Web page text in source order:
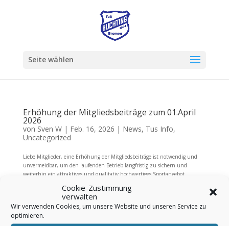
Cookie-Zustimmung
verwalten
Wir verwenden Cookies, um unsere Website und unseren Service zu
optimieren.
Seite wählen
Erhöhung der Mitgliedsbeiträge zum 01.April
2026
von Sven W| Feb. 16, 2026 | News, Tus Info,
Uncategorized
Liebe Mitglieder, eine Erhöhung der Mitgliedsbeiträge ist notwendig und
unvermeidbar, um den laufenden Betrieb langfristig zu sichern und
weiterhin ein attraktives und qualitativ hochwertiges Sportangebot
Impressum